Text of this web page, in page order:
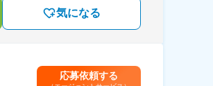
気になる
応募依頼する